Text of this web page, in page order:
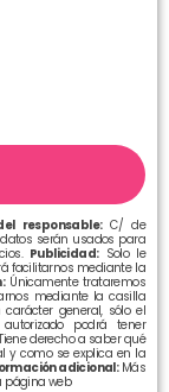
responsable:C/ de
serán usados para
Publicidad:Solo le
facilitarnos mediante la
Únicamente trataremos
mediante la casilla
general, sólo el
podrá tener
derecho a saber qué
y como se explica en la
adicional:Más
página web